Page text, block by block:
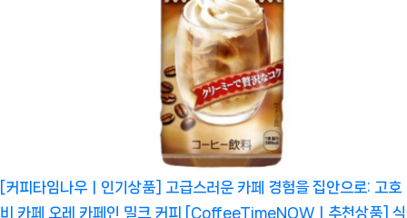
[커피타임나우ㅣ인기상품] 고급스러운 카페 경험을 집안으로: 고호
비 카페 오레 카페인 밀크 커피 [CoffeeTimeNOWㅣ추천상품] 식